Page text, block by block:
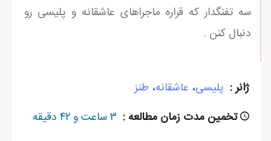
سه تفنگدار که قراره ماجراهای عاشقانه و پلیسی رو
دنبال کنن .
ژانر : پلیسی، عاشقانه، طنز
تخمین مدت زمان مطالعه : ۳ ساعت و ۴۲ دقیقه